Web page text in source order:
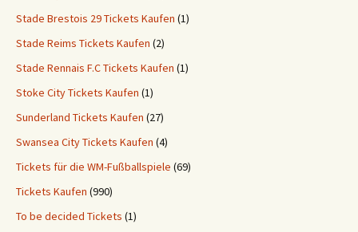
Stade Brestois 29 Tickets Kaufen (1)
Stade Reims Tickets Kaufen (2)
Stade Rennais F.C Tickets Kaufen (1)
Stoke City Tickets Kaufen (1)
Sunderland Tickets Kaufen (27)
Swansea City Tickets Kaufen (4)
Tickets für die WM-Fußballspiele (69)
Tickets Kaufen (990)
To be decided Tickets (1)